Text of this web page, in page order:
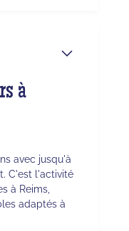
à
avec jusqu'à
C'est l'activité
à Reims,
adaptés à